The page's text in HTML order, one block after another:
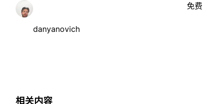
danyanovich
免费
相关内容